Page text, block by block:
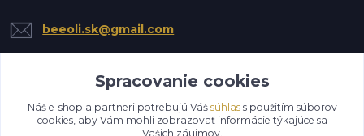
beeoli.sk@gmail.com
Spracovanie cookies
Náš e-shop a partneri potrebujú Váš súhlass použitím súborov
cookies, aby Vám mohli zobrazovať informácie týkajúce sa
Vašich záujmov.